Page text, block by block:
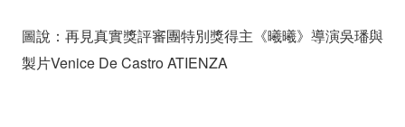
圖說：再見真實獎評審團特別獎得主《曦曦》導演吳璠與
製片Venice De Castro ATIENZA